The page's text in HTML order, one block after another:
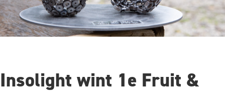
Insolight wint 1e Fruit &